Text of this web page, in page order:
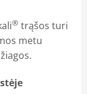
® trąšos turi
metu